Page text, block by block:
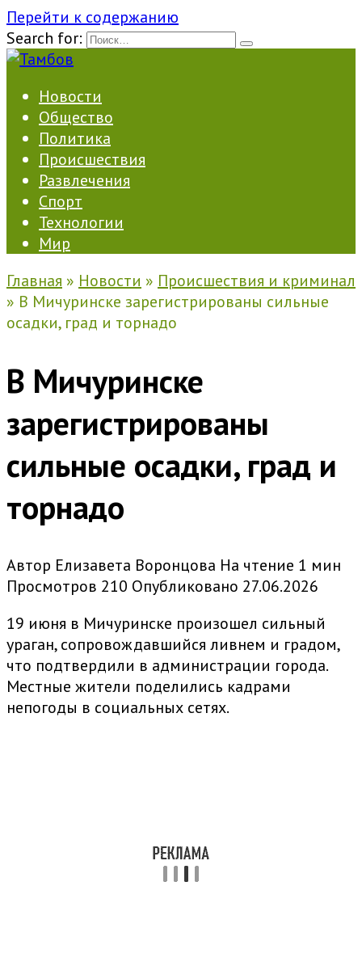
Перейти к содержанию
Search for:
Новости
Общество
Политика
Происшествия
Развлечения
Спорт
Технологии
Мир
Главная » Новости » Происшествия и криминал
» В Мичуринске зарегистрированы сильные
осадки, град и торнадо
В Мичуринске
зарегистрированы
сильные осадки, град и
торнадо
Автор Елизавета Воронцова На чтение 1 мин
Просмотров 210 Опубликовано 27.06.2026
19 июня в Мичуринске произошел сильный
ураган, сопровождавшийся ливнем и градом,
что подтвердили в администрации города.
Местные жители поделились кадрами
непогоды в социальных сетях.